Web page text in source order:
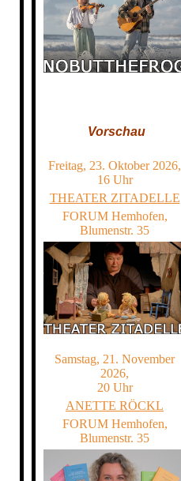
Vorschau
Freitag, 23. Oktober 2026,
16 Uhr
THEATER ZITADELLE
FORUM Hemhofen,
Blumenstr. 35
Samstag, 21. November
2026,
20 Uhr
ANETTE RÖCKL
FORUM Hemhofen,
Blumenstr. 35